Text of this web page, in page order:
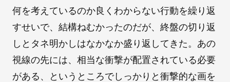
何を考えているのか良くわからない行動を繰り返
すせいで、結構ねむかったのだが、終盤の切り返
しとタネ明かしはなかなか盛り返してきた。あの
視線の先には、相当な衝撃が配置されている必要
がある、というところでしっかりと衝撃的な画を